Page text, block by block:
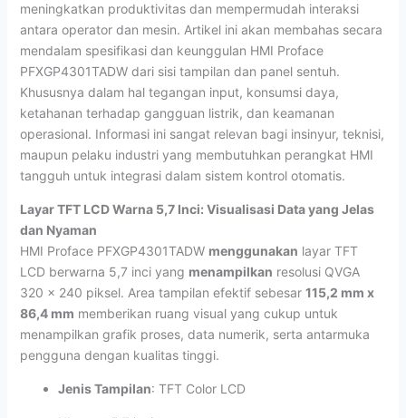
meningkatkan produktivitas dan mempermudah interaksi
antara operator dan mesin. Artikel ini akan membahas secara
mendalam spesifikasi dan keunggulan HMI Proface
PFXGP4301TADW dari sisi tampilan dan panel sentuh.
Khususnya dalam hal tegangan input, konsumsi daya,
ketahanan terhadap gangguan listrik, dan keamanan
operasional. Informasi ini sangat relevan bagi insinyur, teknisi,
maupun pelaku industri yang membutuhkan perangkat HMI
tangguh untuk integrasi dalam sistem kontrol otomatis.
Layar TFT LCD Warna 5,7 Inci: Visualisasi Data yang Jelas
dan Nyaman
HMI Proface PFXGP4301TADW menggunakan layar TFT
LCD berwarna 5,7 inci yang menampilkan resolusi QVGA
320 x 240 piksel. Area tampilan efektif sebesar 115,2 mm x
86,4 mm memberikan ruang visual yang cukup untuk
menampilkan grafik proses, data numerik, serta antarmuka
pengguna dengan kualitas tinggi.
Jenis Tampilan: TFT Color LCD